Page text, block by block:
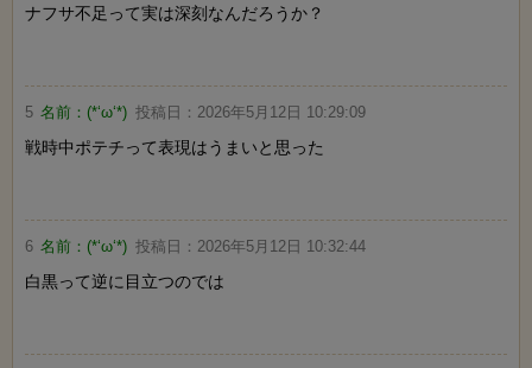
ナフサ不足って実は深刻なんだろうか？
5 名前： (*‘ω‘*) 投稿日： 2026年5月12日 10:29:09
戦時中ポテチって表現はうまいと思った
6 名前： (*‘ω‘*) 投稿日： 2026年5月12日 10:32:44
白黒って逆に目立つのでは